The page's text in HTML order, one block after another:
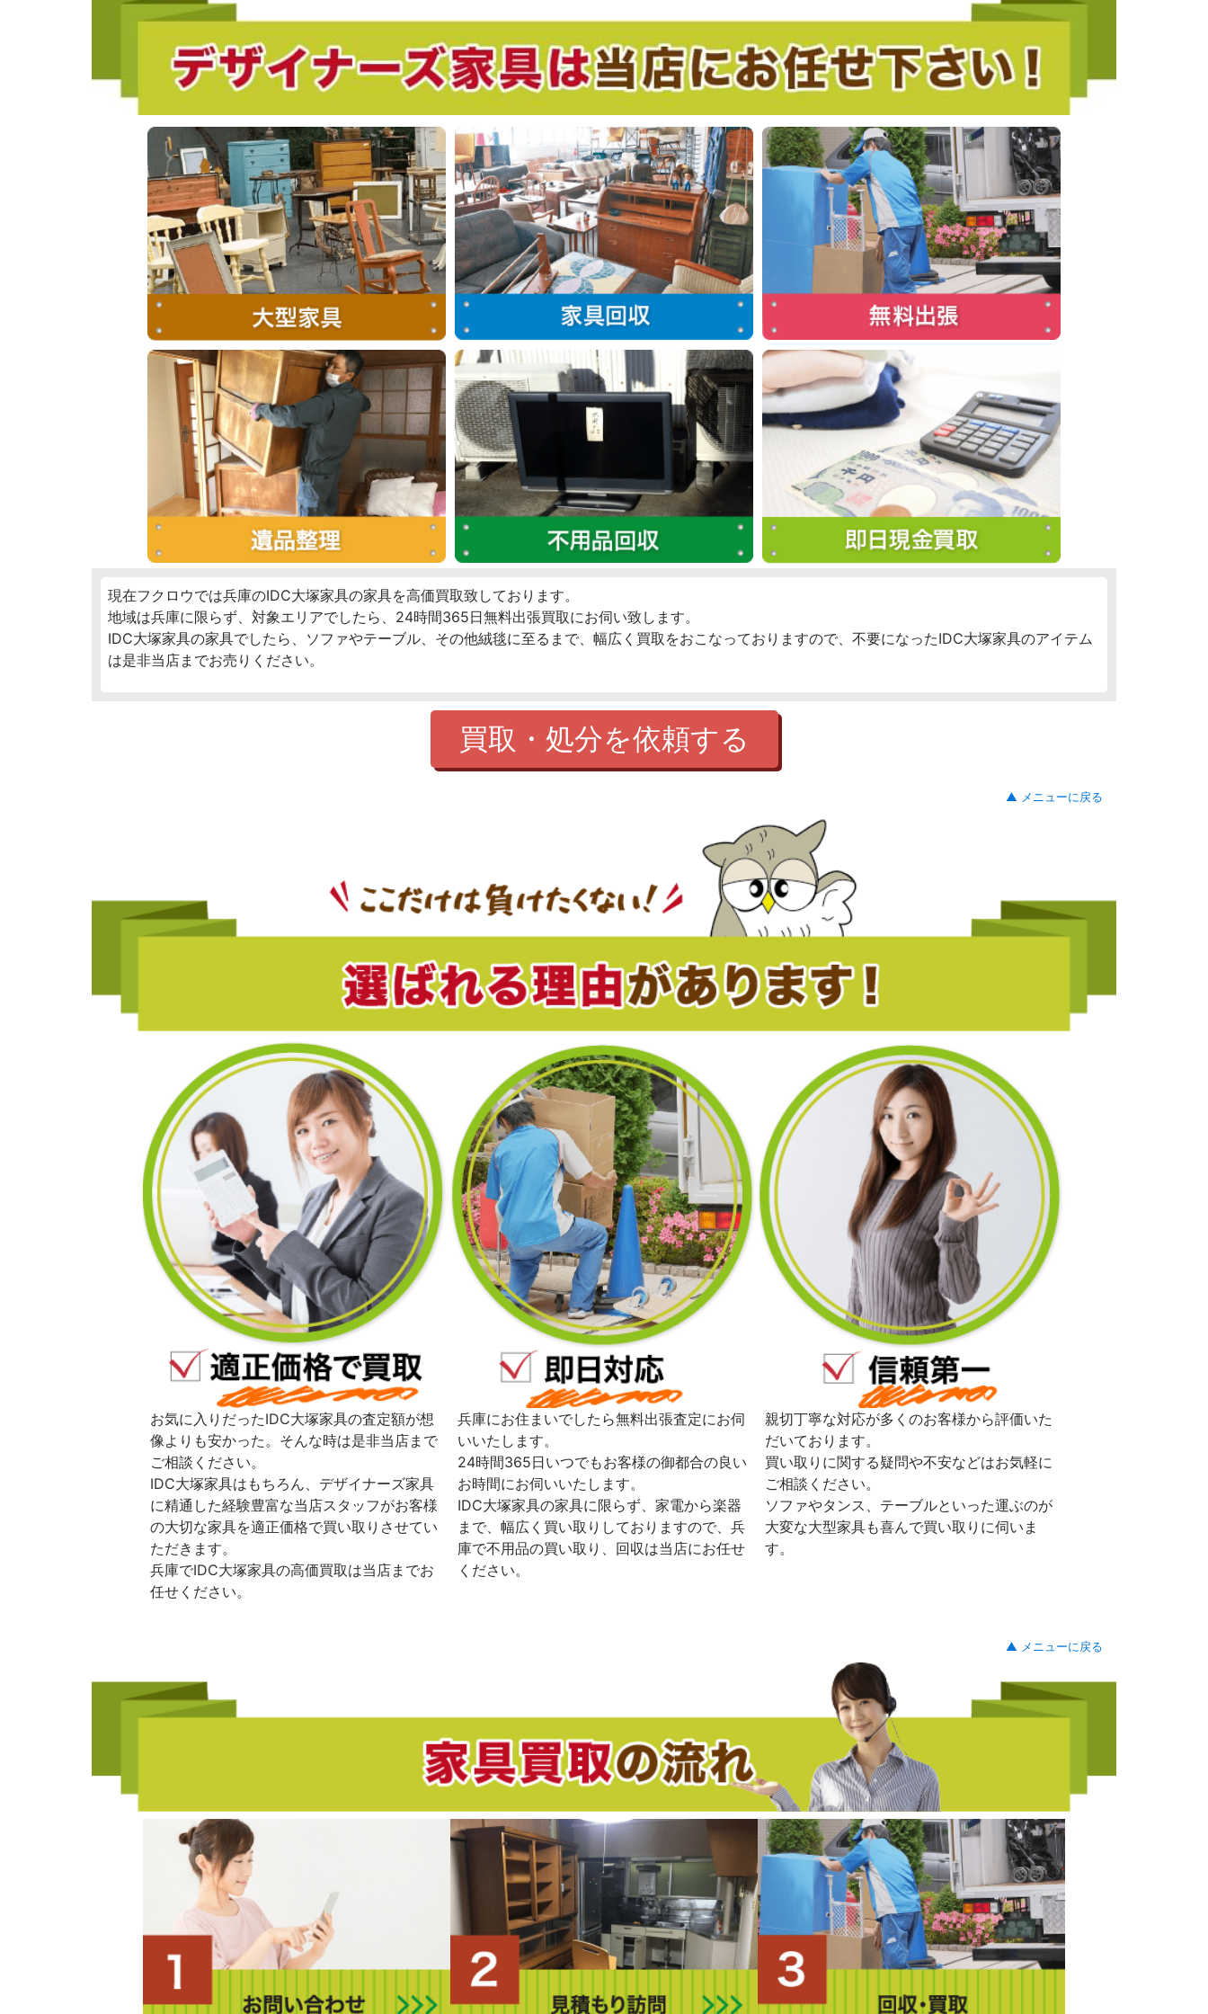
現在フクロウでは兵庫のIDC大塚家具の家具を高価買取致しております。
地域は兵庫に限らず、対象エリアでしたら、24時間365日無料出張買取にお伺い致します。
IDC大塚家具の家具でしたら、ソファやテーブル、その他絨毯に至るまで、幅広く買取をおこなっておりますので、不要になったIDC大塚家具のアイテム
は是非当店までお売りください。
買取・処分を依頼する
▲ メニューに戻る
お気に入りだったIDC大塚家具の査定額が想
像よりも安かった。そんな時は是非当店まで
ご相談ください。
IDC大塚家具はもちろん、デザイナーズ家具
に精通した経験豊富な当店スタッフがお客様
の大切な家具を適正価格で買い取りさせてい
ただきます。
兵庫でIDC大塚家具の高価買取は当店までお
任せください。
兵庫にお住まいでしたら無料出張査定にお伺
いいたします。
24時間365日いつでもお客様の御都合の良い
お時間にお伺いいたします。
IDC大塚家具の家具に限らず、家電から楽器
まで、幅広く買い取りしておりますので、兵
庫で不用品の買い取り、回収は当店にお任せ
ください。
親切丁寧な対応が多くのお客様から評価いた
だいております。
買い取りに関する疑問や不安などはお気軽に
ご相談ください。
ソファやタンス、テーブルといった運ぶのが
大変な大型家具も喜んで買い取りに伺いま
す。
▲ メニューに戻る